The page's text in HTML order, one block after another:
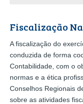
Fiscalização
A fiscalização do
conduzida de forma
Contabilidade, com o
normas e a ética
Conselhos Regionais
sobre as atividades